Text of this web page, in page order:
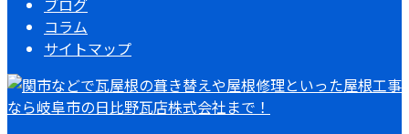
ブログ
コラム
サイトマップ